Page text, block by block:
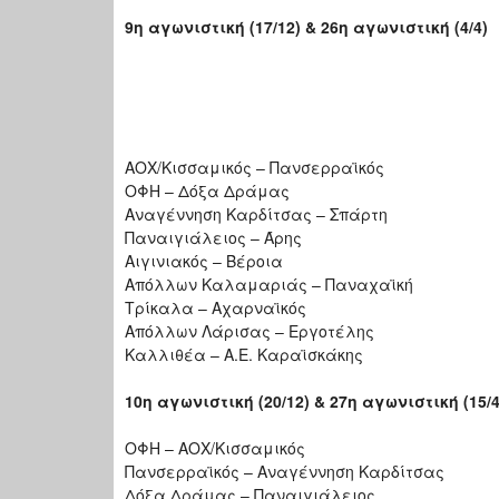
9η αγωνιστική (17/12) & 26η αγωνιστική (4/4)
ΑΟΧ/Κισσαμικός – Πανσερραϊκός
ΟΦΗ – Δόξα Δράμας
Αναγέννηση Καρδίτσας – Σπάρτη
Παναιγιάλειος – Άρης
Αιγινιακός – Βέροια
Απόλλων Καλαμαριάς – Παναχαϊκή
Τρίκαλα – Αχαρναϊκός
Απόλλων Λάρισας – Εργοτέλης
Καλλιθέα – Α.Ε. Καραϊσκάκης
10η αγωνιστική (20/12) & 27η αγωνιστική (15/
ΟΦΗ – ΑΟΧ/Κισσαμικός
Πανσερραϊκός – Αναγέννηση Καρδίτσας